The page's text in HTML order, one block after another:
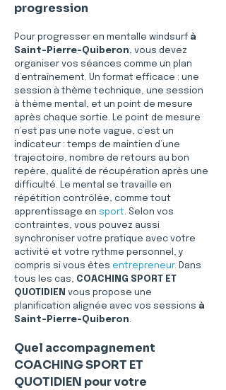
progression
Pour progresser en mentalle windsurf à
Saint-Pierre-Quiberon, vous devez
organiser vos séances comme un plan
d’entraînement. Un format efficace : une
session à thème technique, une session
à thème mental, et un point de mesure
après chaque sortie. Le point de mesure
n’est pas une note vague, c’est un
indicateur : temps de maintien d’une
trajectoire, nombre de retours au bon
repère, qualité de récupération après une
difficulté. Le mental se travaille en
répétition contrôlée, comme tout
apprentissage en sport. Selon vos
contraintes, vous pouvez aussi
synchroniser votre pratique avec votre
activité et votre rythme personnel, y
compris si vous êtes entrepreneur. Dans
tous les cas, COACHING SPORT ET
QUOTIDIEN vous propose une
planification alignée avec vos sessions à
Saint-Pierre-Quiberon.
Quel accompagnement
COACHING SPORT ET
QUOTIDIEN pour votre